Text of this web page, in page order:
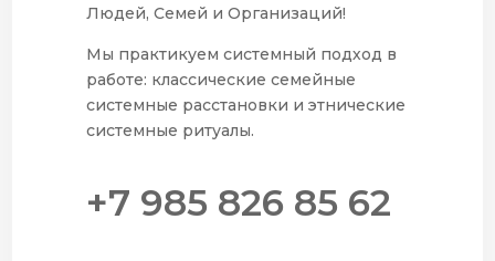
Людей, Семей и Организаций!
Мы практикуем системный подход в
работе: классические семейные
системные расстановки и этнические
системные ритуалы.
+7 985 826 85 62